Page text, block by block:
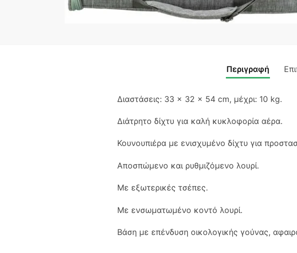
Περιγραφή
Διαστάσεις: 33 × 32 × 54 cm, μέχρι: 10 kg.
Διάτρητο δίχτυ για καλή κυκλοφορία αέρα.
Κουνουπιέρα με ενισχυμένο δίχτυ για
Αποσπώμενο και ρυθμιζόμενο λουρί.
Με εξωτερικές τσέπες.
Με ενσωματωμένο κοντό λουρί.
Βάση με επένδυση οικολογικής γούνας,